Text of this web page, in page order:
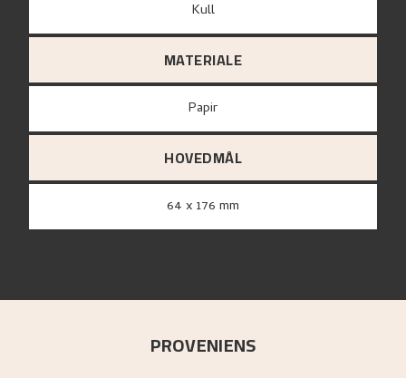
Kull
MATERIALE
papir
HOVEDMÅL
64 x 176 mm
PROVENIENS